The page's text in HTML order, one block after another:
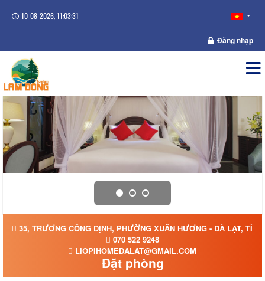
10-08-2026, 11:03:32
Đăng nhập
35, TRƯƠNG CÔNG ĐỊNH, PHƯỜNG XUÂN HƯƠNG - ĐÀ LẠT,
070 522 9248
LIOPIHOMEDALAT@GMAIL.COM
Đặt phòng